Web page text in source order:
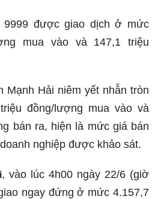
9999 được giao dịch ở mức
mua vào và 147,1 triệu
Mạnh Hải niêm yết nhẫn tròn
đồng/lượng mua vào và
bán ra, hiện là mức giá bán
nghiệp được khảo sát.
, vào lúc 4h00 ngày 22/6 (giờ
ngay đứng ở mức 4.157,7